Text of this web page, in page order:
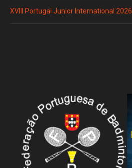
XVIII Portugal Junior International 2026